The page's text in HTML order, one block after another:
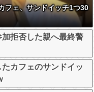
フェ、サンドイッチ1つ30
加拒否した親へ最終警
カフェのサンドイッ